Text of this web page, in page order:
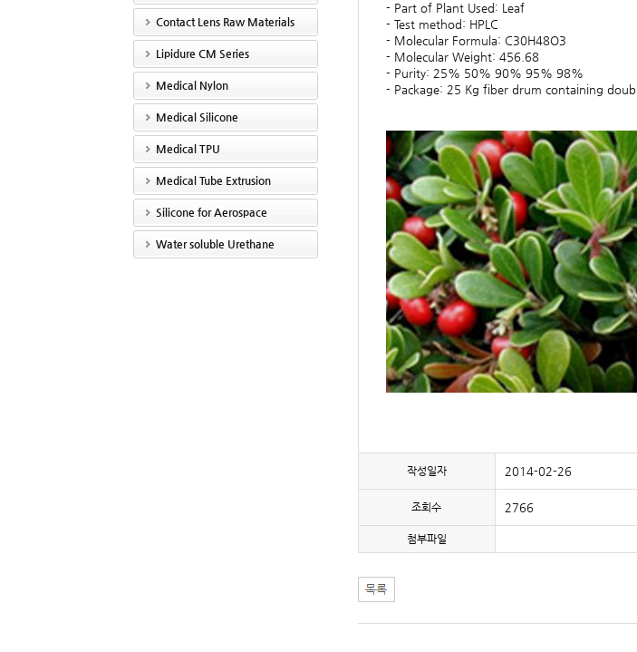
Contact Lens Raw Materials
Lipidure CM Series
Medical Nylon
Medical Silicone
Medical TPU
Medical Tube Extrusion
Silicone for Aerospace
Water soluble Urethane
- Part of Plant Used: Leaf
- Test method: HPLC
- Molecular Formula: C30H48O3
- Molecular Weight: 456.68
- Purity: 25% 50% 90% 95% 98%
- Package: 25 Kg fiber drum containing
작성일자 2014-02-26
조회수 2766
첨부파일